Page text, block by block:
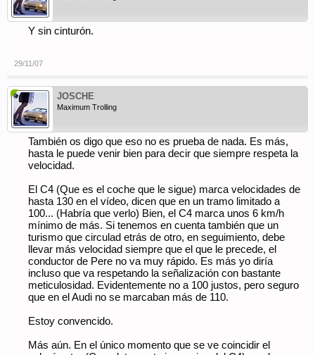
Y sin cinturón.
29/11/07
JOSCHE
Maximum Trolling
También os digo que eso no es prueba de nada. Es más,
hasta le puede venir bien para decir que siempre respeta la
velocidad.
El C4 (Que es el coche que le sigue) marca velocidades de
hasta 130 en el vídeo, dicen que en un tramo limitado a
100... (Habría que verlo) Bien, el C4 marca unos 6 km/h
mínimo de más. Si tenemos en cuenta también que un
turismo que circulad etrás de otro, en seguimiento, debe
llevar más velocidad siempre que el que le precede, el
conductor de Pere no va muy rápido. Es más yo diría
incluso que va respetando la señalización con bastante
meticulosidad. Evidentemente no a 100 justos, pero seguro
que en el Audi no se marcaban más de 110.
Estoy convencido.
Más aún. En el único momento que se ve coincidir el